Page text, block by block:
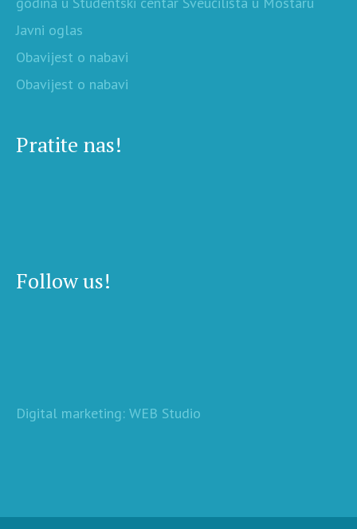
Javni oglas
Obavijest o nabavi
Obavijest o nabavi
Pratite nas!
Follow us!
Digital marketing: WEB Studio